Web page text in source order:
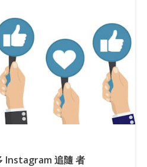
Instagram 追隨 者